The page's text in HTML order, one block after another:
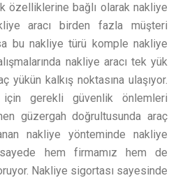
özelliklerine bağlı olarak nakliye
aracı birden fazla müşteri
bu nakliye türü komple nakliye
nakliye aracı tek yük
yükün kalkış noktasına ulaşıyor.
gerekli güvenlik önlemleri
güzergah doğrultusunda araç
nakliye yönteminde nakliye
sayede hem firmamız hem de
Nakliye sigortası sayesinde